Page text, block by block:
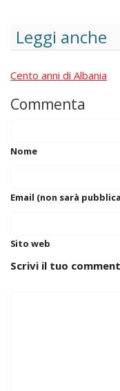
Leggi anche
Cento anni di Albania
Commenta
Nome
Email (non sarà
Sito web
Scrivi il tuo